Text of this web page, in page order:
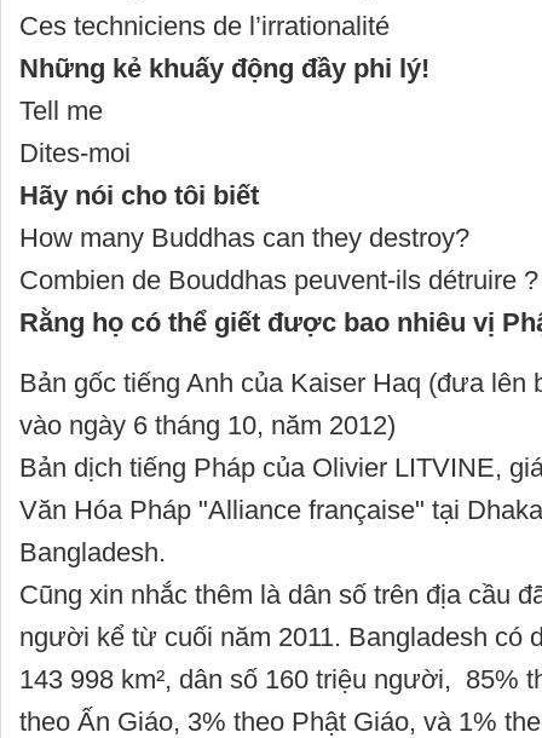
Ces techniciens de l’irrationalité
Những kẻ khuấy động đầy phi lý!
Tell me
Dites-moi
Hãy nói cho tôi biết
How many Buddhas can they destroy?
Combien de Bouddhas peuvent-ils détruire ?
Rằng họ có thể giết được bao nhiêu vị
Bản gốc tiếng Anh của Kaiser Haq (đưa lên
vào ngày 6 tháng 10, năm 2012)
Bản dịch tiếng Pháp của Olivier LITVINE,
Văn Hóa Pháp "Alliance française" tại
Bangladesh.
Cũng xin nhắc thêm là dân số trên địa cầu
người kể từ cuối năm 2011. Bangladesh có
143 998 km², dân số 160 triệu người, 85%
theo Ấn Giáo, 3% theo Phật Giáo, và 1%